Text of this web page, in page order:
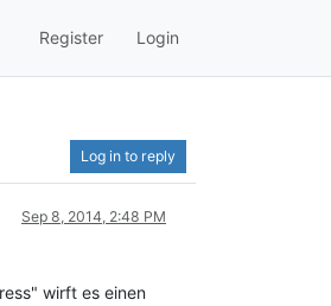
Register Login
Log in to reply
Sep 8, 2014, 2:48 PM
wirft es einen